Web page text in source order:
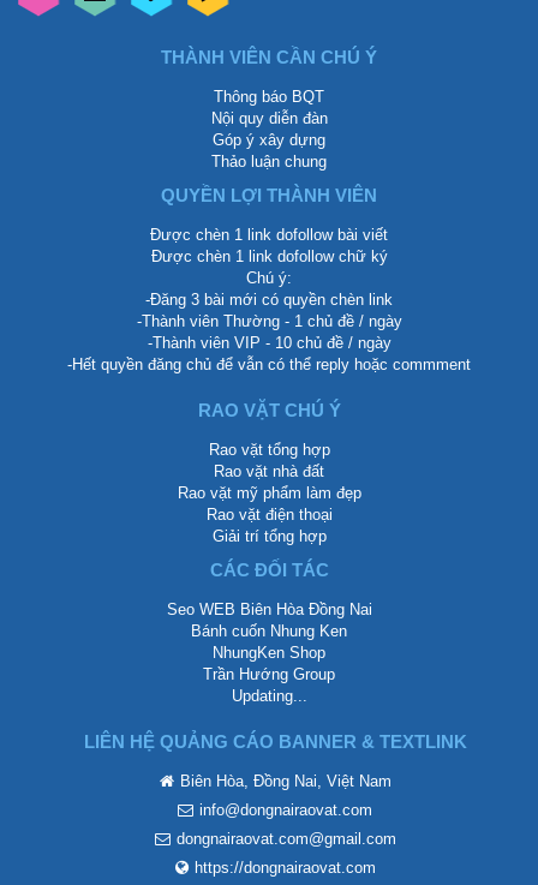
THÀNH VIÊN CẦN CHÚ Ý
Thông báo BQT
Nội quy diễn đàn
Góp ý xây dựng
Thảo luận chung
QUYỀN LỢI THÀNH VIÊN
Được chèn 1 link dofollow bài viết
Được chèn 1 link dofollow chữ ký
Chú ý:
-Đăng 3 bài mới có quyền chèn link
-Thành viên Thường - 1 chủ đề / ngày
-Thành viên VIP - 10 chủ đề / ngày
-Hết quyền đăng chủ để vẫn có thể reply hoặc commment
RAO VẶT CHÚ Ý
Rao vặt tổng hợp
Rao vặt nhà đất
Rao vặt mỹ phẩm làm đẹp
Rao vặt điện thoại
Giải trí tổng hợp
CÁC ĐỐI TÁC
Seo WEB Biên Hòa Đồng Nai
Bánh cuốn Nhung Ken
NhungKen Shop
Trần Hướng Group
Updating...
LIÊN HỆ QUẢNG CÁO BANNER & TEXTLINK
Biên Hòa, Đồng Nai, Việt Nam
info@dongnairaovat.com
dongnairaovat.com@gmail.com
https://dongnairaovat.com